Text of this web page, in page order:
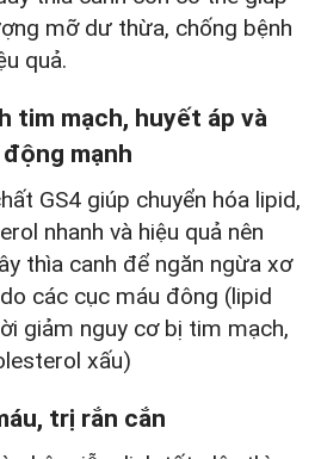
mỡ dư thừa, chống bệnh
quả.
tim mạch, huyết áp và
mạnh
GS4 giúp chuyển hóa lipid,
nhanh và hiệu quả nên
thìa canh để ngăn ngừa xơ
các cục máu đông (lipid
giảm nguy cơ bị tim mạch,
xấu)
trị rắn cắn